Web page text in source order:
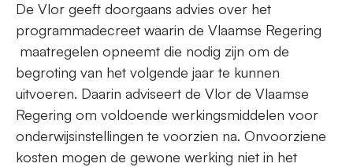
De Vlor geeft doorgaans advies over het
programmadecreet waarin de Vlaamse Regering
maatregelen opneemt die nodig zijn om de
begroting van het volgende jaar te kunnen
uitvoeren. Daarin adviseert de Vlor de Vlaamse
Regering om voldoende werkingsmiddelen voor
onderwijsinstellingen te voorzien na. Onvoorziene
kosten mogen de gewone werking niet in het